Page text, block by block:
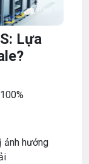
Lựa
ảnh hưởng